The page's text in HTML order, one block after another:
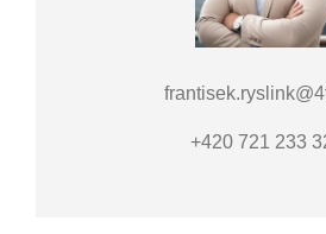
+420 721 233